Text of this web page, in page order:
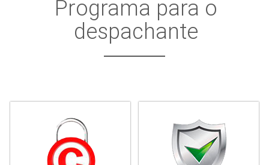
Programa para o
despachante